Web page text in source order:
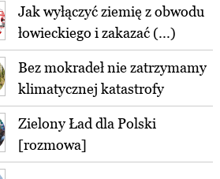
Jak wyłączyć ziemię z obwodu
łowieckiego i zakazać (...)
Bez mokradeł nie zatrzymamy
klimatycznej katastrofy
Zielony Ład dla Polski
[rozmowa]